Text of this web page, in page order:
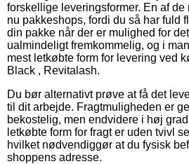
forskellige leveringsformer. En af
nu pakkeshops, fordi du så har fuld
din pakke når der er mulighed for
ualmindeligt fremkommelig, og i
mest letkøbte form for levering ved
Black , Revitalash.
Du bør alternativt prøve at få det
til dit arbejde. Fragtmuligheden er
bekostelig, men endvidere i høj
letkøbte form for fragt er uden tvivl
hvilket nødvendiggør at du fysisk
shoppens adresse.